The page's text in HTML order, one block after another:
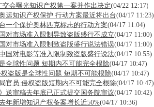
交会曝光知识产权第一案并作出决定(04/22 12:17)
运知识产权保护 行动方案最近将出台(04/17 11:23)
一个保护奥林匹克标志的行动方案(04/17 11:04)
对市场准入限制导致盗版盛行不成立(04/17 11:00)
对市场准入限制致盗版盛行说法错误(04/17 11:00)
国对电影等准入限制致盗版盛行说法(04/17 10:55)
全球性问题 短期内不可能完全根除(04/17 10:47)
盗版是全球性问题 短期不可能根除(04/17 10:47)
官员:侵权盗版短期内不可能完全根除(04/17 10:47)
》送审稿去年底已正式提交国务院审议(04/17 10:42)
年新增知识产权备案增长近50%(04/17 10:36)